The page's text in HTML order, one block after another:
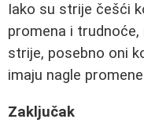
Iako su strije češći
promena i
strije, posebno oni
imaju nagle
Zaključak